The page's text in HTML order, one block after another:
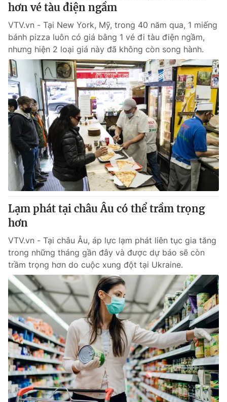
hơn vé tàu điện ngầm
VTV.vn - Tại New York, Mỹ, trong 40 năm qua, 1 miếng
bánh pizza luôn có giá bằng 1 vé đi tàu điện ngầm,
nhưng hiện 2 loại giá này đã không còn song hành.
Lạm phát tại châu Âu có thể trầm trọng
hơn
VTV.vn - Tại châu Âu, áp lực lạm phát liên tục gia tăng
trong những tháng gần đây và được dự báo sẽ còn
trầm trọng hơn do cuộc xung đột tại Ukraine.